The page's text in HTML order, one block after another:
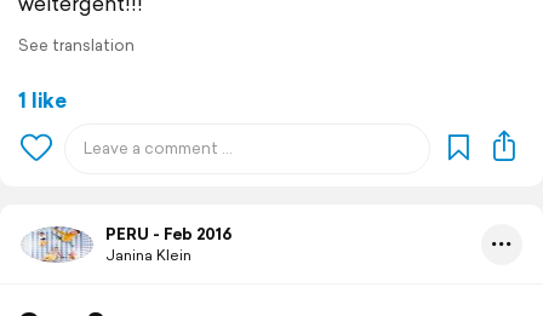
See translation
1 like
PERU - Feb 2016
Janina Klein